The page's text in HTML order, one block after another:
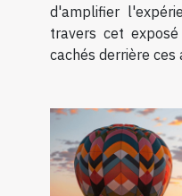
d'amplifier
travers cet
cachés derrière ces